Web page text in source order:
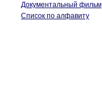
Документальный фильм
Список по алфавиту